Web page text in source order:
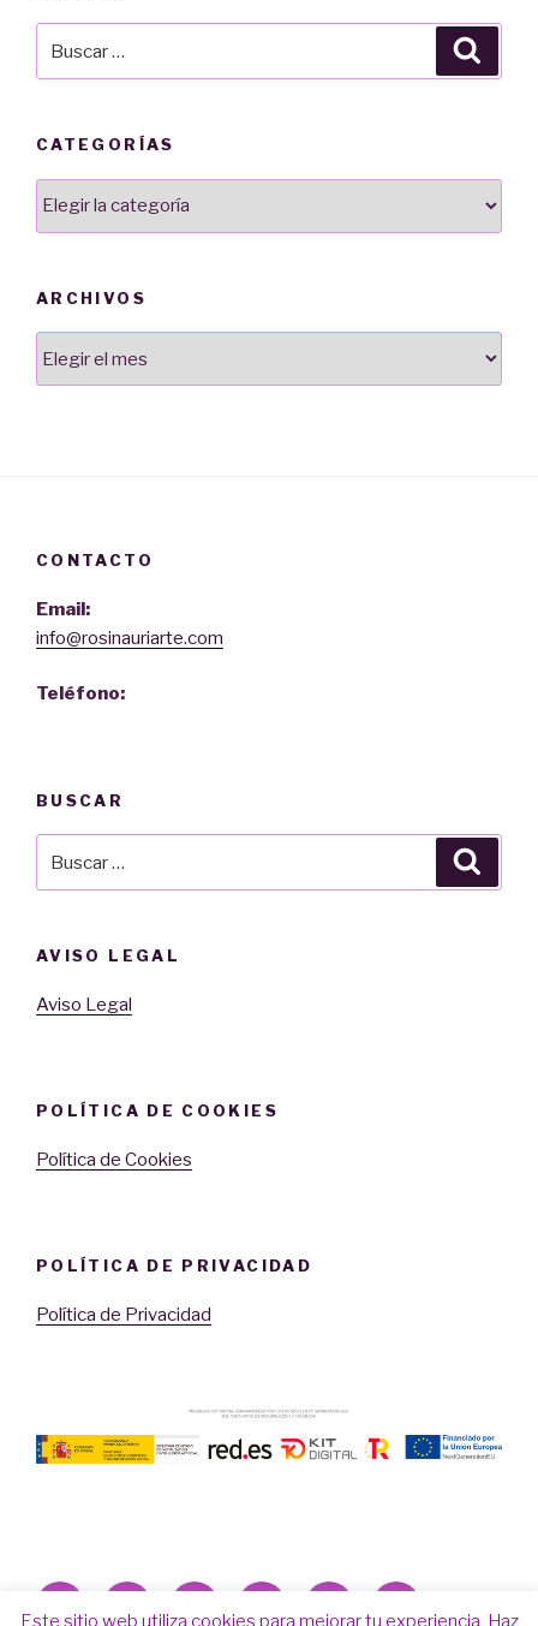
CATEGORÍAS
ARCHIVOS
CONTACTO
Email:
info@rosinauriarte.com
Teléfono:
BUSCAR
AVISO LEGAL
Aviso Legal
POLÍTICA DE COOKIES
Política de Cookies
POLÍTICA DE PRIVACIDAD
Política de Privacidad
FacebookTwitterInstagramCorreoYoutubeLinkedIn
Este sitio web utiliza cookies para mejorar tu experiencia. Haz